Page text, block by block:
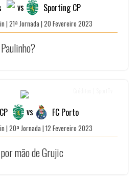
vs Sporting CP
| 21ª Jornada | 20 Fevereiro 2023
vs FC Porto
| 20ª Jornada | 12 Fevereiro 2023
mão de Grujic